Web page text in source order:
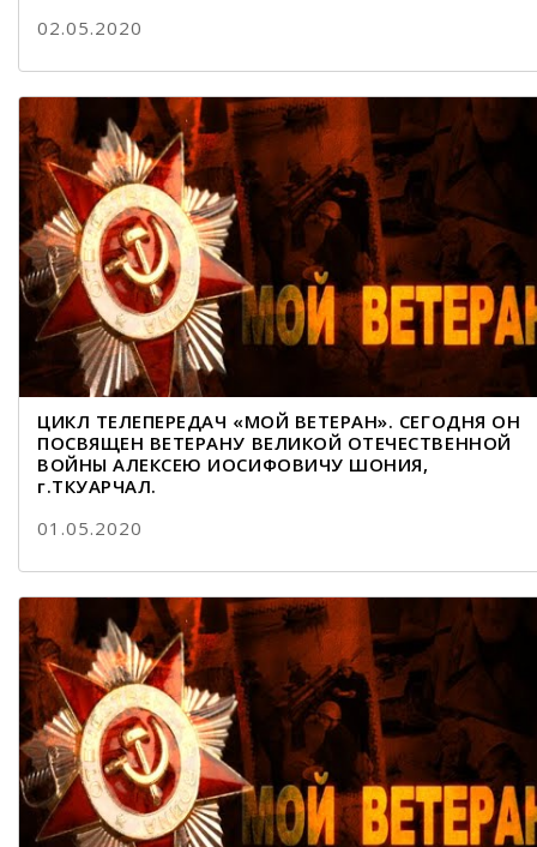
02.05.2020
ЦИКЛ ТЕЛЕПЕРЕДАЧ «МОЙ ВЕТЕРАН». СЕГОДНЯ ОН
ПОСВЯЩЕН ВЕТЕРАНУ ВЕЛИКОЙ ОТЕЧЕСТВЕННОЙ
ВОЙНЫ АЛЕКСЕЮ ИОСИФОВИЧУ ШОНИЯ,
г.ТКУАРЧАЛ.
01.05.2020